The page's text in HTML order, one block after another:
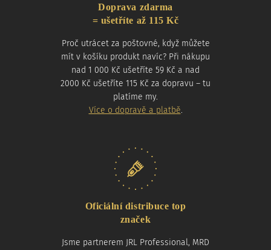
Doprava zdarma
= ušetříte až 115 Kč
Proč utrácet za poštovné, když můžete
mít v košíku produkt navíc? Při nákupu
nad 1 000 Kč ušetříte 59 Kč a nad
2000 Kč ušetříte 115 Kč za dopravu – tu
platíme my.
Více o dopravě a platbě.
Oficiální distribuce top
značek
Jsme partnerem JRL Professional, MRD